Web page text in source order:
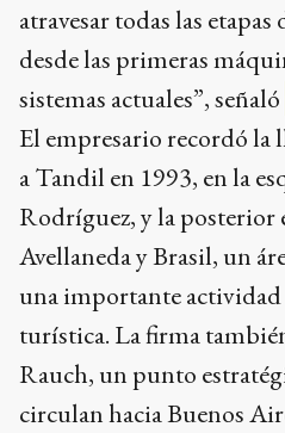
atravesar todas las
desde las primeras
sistemas actuales”, señaló
El empresario recordó la
a Tandil en 1993, en la
Rodríguez, y la posterior
Avellaneda y Brasil, un
una importante
turística. La firma
Rauch, un punto
circulan hacia Buenos